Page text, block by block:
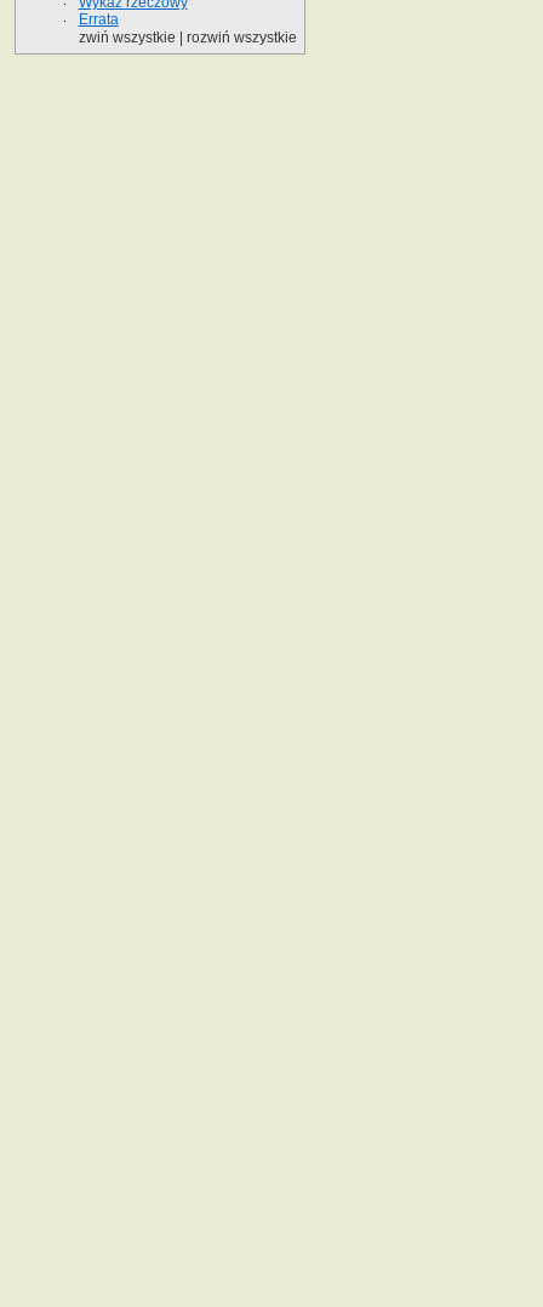
Errata
zwiń wszystkie
rozwiń wszystkie